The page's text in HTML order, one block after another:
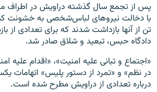
پس از تجمع سال گذشته دراویش در اطراف
با دخالت نیروهای لباس‌شخصی به خشونت
تن از آنها بازداشت شدند که برای تعدادی از
دادگاه حبس، تبعید و شلاق صادر شد.
«اجتماع و تبانی علیه امنیت»، «اقدام علیه
در نظم» و «تمرد از دستور پلیس» اتهامات
درباره تعدادی از دراویش مطرح شده است.